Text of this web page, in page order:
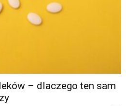
– dlaczego ten sam